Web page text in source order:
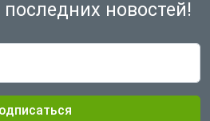
последних новостей!